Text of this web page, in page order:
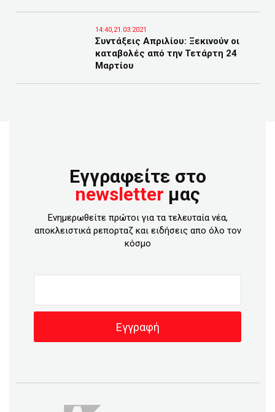
14:40,21.03.2021
Συντάξεις Απριλίου: Ξεκινούν οι
καταβολές από την Τετάρτη 24
Μαρτίου
Εγγραφείτε στο
newsletter μας
Ενημερωθείτε πρώτοι για τα τελευταία νέα,
αποκλειστικά ρεπορταζ και ειδήσεις απο όλο τον
κόσμο